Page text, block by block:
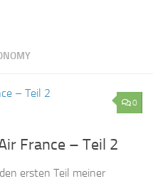
0
France – Teil 2
ersten Teil meiner